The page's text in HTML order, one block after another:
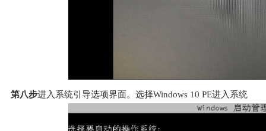
第八步进入系统引导选项界面。选择Windows 10 PE进入系统